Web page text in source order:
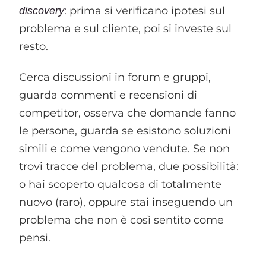
discovery: prima si verificano ipotesi sul
problema e sul cliente, poi si investe sul
resto.
Cerca discussioni in forum e gruppi,
guarda commenti e recensioni di
competitor, osserva che domande fanno
le persone, guarda se esistono soluzioni
simili e come vengono vendute. Se non
trovi tracce del problema, due possibilità:
o hai scoperto qualcosa di totalmente
nuovo (raro), oppure stai inseguendo un
problema che non è così sentito come
pensi.